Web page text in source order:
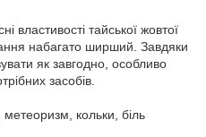
властивості тайської жовтої
набагато ширший. Завдяки
як завгодно, особливо
засобів.
кольки, біль